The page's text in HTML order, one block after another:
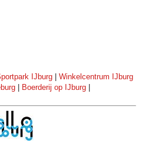
IJburg
Winkelcentrum IJburg
Boerderij op IJburg